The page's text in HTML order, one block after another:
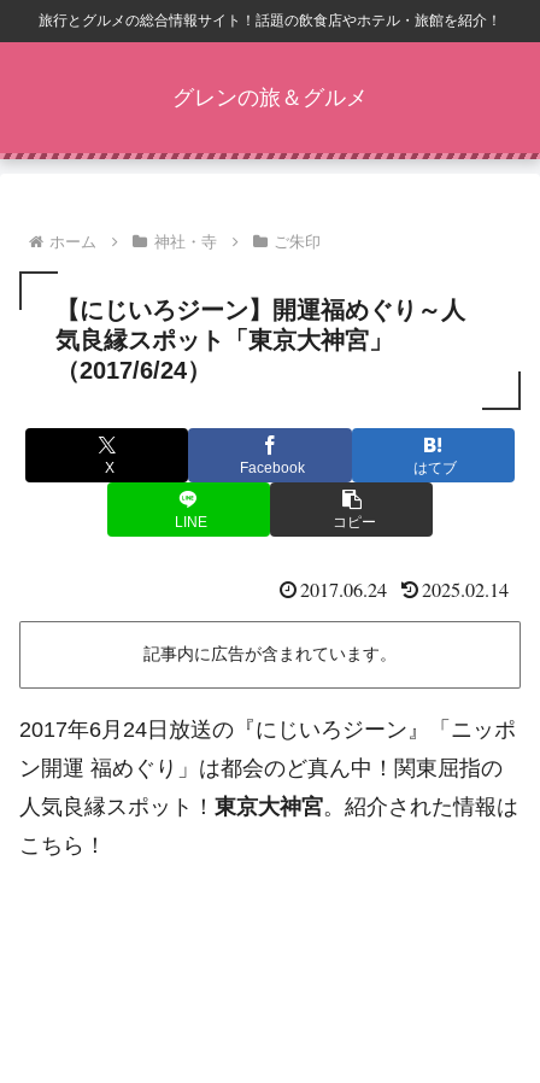
旅行とグルメの総合情報サイト！話題の飲食店やホテル・旅館を紹介！
グレンの旅＆グルメ
ホーム 神社・寺 ご朱印
【にじいろジーン】開運福めぐり～人
気良縁スポット「東京大神宮」
（2017/6/24）
X Facebook はてブ
LINE コピー
2017.06.24 2025.02.14
記事内に広告が含まれています。
2017年6月24日放送の『にじいろジーン』「ニッポ
ン開運 福めぐり」は都会のど真ん中！関東屈指の
人気良縁スポット！ 東京大神宮。紹介された情報は
こちら！